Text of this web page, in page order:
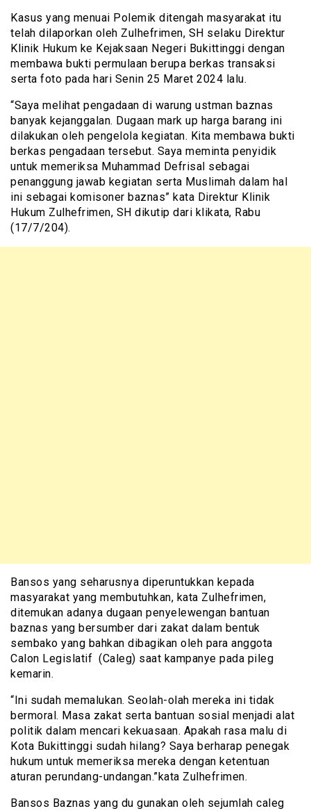
Kasus yang menuai Polemik ditengah masyarakat itu
telah dilaporkan oleh Zulhefrimen, SH selaku Direktur
Klinik Hukum ke Kejaksaan Negeri Bukittinggi dengan
membawa bukti permulaan berupa berkas transaksi
serta foto pada hari Senin 25 Maret 2024 lalu.
“Saya melihat pengadaan di warung ustman baznas
banyak kejanggalan. Dugaan mark up harga barang ini
dilakukan oleh pengelola kegiatan. Kita membawa bukti
berkas pengadaan tersebut. Saya meminta penyidik
untuk memeriksa Muhammad Defrisal sebagai
penanggung jawab kegiatan serta Muslimah dalam hal
ini sebagai komisoner baznas” kata Direktur Klinik
Hukum Zulhefrimen, SH dikutip dari klikata, Rabu
(17/7/204).
Bansos yang seharusnya diperuntukkan kepada
masyarakat yang membutuhkan, kata Zulhefrimen,
ditemukan adanya dugaan penyelewengan bantuan
baznas yang bersumber dari zakat dalam bentuk
sembako yang bahkan dibagikan oleh para anggota
Calon Legislatif (Caleg) saat kampanye pada pileg
kemarin.
“Ini sudah memalukan. Seolah-olah mereka ini tidak
bermoral. Masa zakat serta bantuan sosial menjadi alat
politik dalam mencari kekuasaan. Apakah rasa malu di
Kota Bukittinggi sudah hilang? Saya berharap penegak
hukum untuk memeriksa mereka dengan ketentuan
aturan perundang-undangan.”kata Zulhefrimen.
Bansos Baznas yang du gunakan oleh sejumlah caleg